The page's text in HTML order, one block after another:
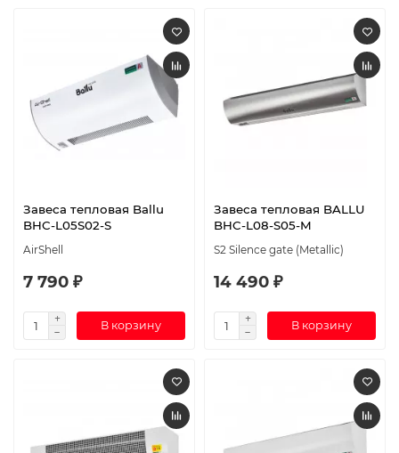
Завеса тепловая Ballu
BHC-L05S02-S
AirShell
7 790 ₽
В корзину
Завеса тепловая BALLU
BHC-L08-S05-M
S2 Silence gate (Metallic)
14 490 ₽
В корзину